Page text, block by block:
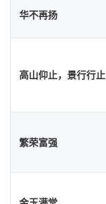
华不再扬
高山仰止，景行行止
繁荣富强